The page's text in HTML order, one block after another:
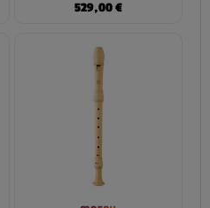
529,00€